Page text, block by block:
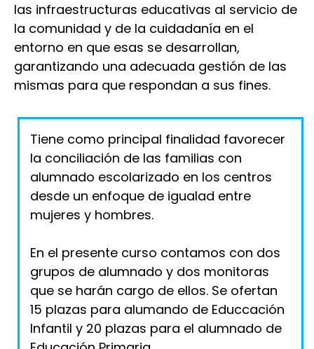
las infraestructuras educativas al servicio de
la comunidad y de la cuidadanía en el
entorno en que esas se desarrollan,
garantizando una adecuada gestión de las
mismas para que respondan a sus fines.
Tiene como principal finalidad favorecer
la conciliación de las familias con
alumnado escolarizado en los centros
desde un enfoque de igualad entre
mujeres y hombres.
En el presente curso contamos con dos
grupos de alumnado y dos monitoras
que se harán cargo de ellos. Se ofertan
15 plazas para alumando de Educcación
Infantil y 20 plazas para el alumnado de